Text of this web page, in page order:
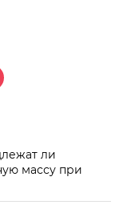
ли
массу при